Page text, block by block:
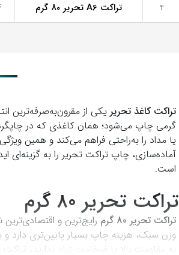
4 تراکت A6 تحریر 80 گرم 6
تراکت کاغذ تحریر
گرمی چاپ می‌شود؛ همان کاغذی که در
یا مداد را به‌راحتی فراهم می‌کند و همین
آماده‌سازی، چاپ تراکت تحریر را به
است.
تراکت تحریر 80 گرم
تراکت تحریر 80 گرم
رایج‌ترین و
وزن سبک، هزینه چاپ بسیار پایین‌تری دارد و
به مقاومت بالا یا ضخامت زیاد ندارید، تراکت تحریر 80 گرمی انتخابی مناسب و